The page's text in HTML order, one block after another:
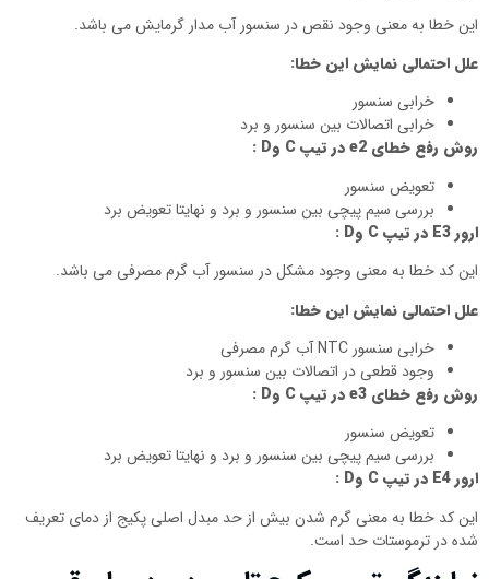
این خطا به معنی وجود نقص در سنسور آب مدار گرمایش می باشد.
علل احتمالی نمایش این خطا:
خرابی سنسور
خرابی اتصالات بین سنسور و برد
روش رفع خطای e2در تیپ وD
:
تعویض سنسور
بررسی سیم پیچی بین سنسور و برد و نهایتا تعویض برد
ارورE3 در تیپ وD
:
این کد خطا به معنی وجود مشکل در سنسور آب گرم مصرفی می باشد.
علل احتمالی نمایش این خطا:
خرابی سنسور NTC آب گرم مصرفی
وجود قطعی در اتصالات بین سنسور و برد
روش رفع خطای e3در تیپ وD
:
تعویض سنسور
بررسی سیم پیچی بین سنسور و برد و نهایتا تعویض برد
ارورE4 در تیپ وD
:
این کد خطا به معنی گرم شدن بیش از حد مبدل اصلی پکیج از دمای تعریف
شده در ترموستات حد است.